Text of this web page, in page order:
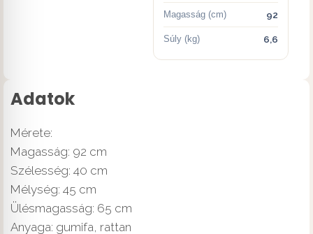
Magasság (cm) 92
Súly (kg) 6,6
Adatok
Mérete:
Magasság: 92 cm
Szélesség: 40 cm
Mélység: 45 cm
Ülésmagasság: 65 cm
Anyaga: gumifa, rattan